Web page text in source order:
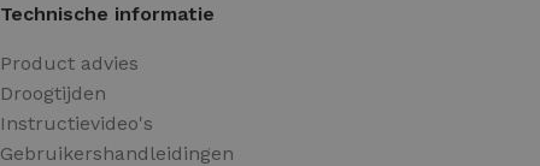
Technische informatie
Product advies
Droogtijden
Instructievideo's
Gebruikershandleidingen